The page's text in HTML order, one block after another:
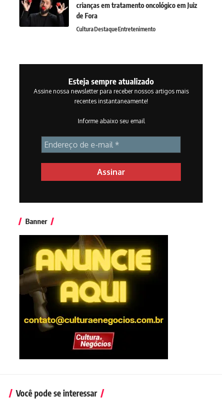
crianças em tratamento oncológico em Juiz
de Fora
CulturaDestaqueEntretenimento
Esteja sempre atualizado
Assine nossa newsletter para receber nossos artigos mais
recentes instantaneamente!
Informe abaixo seu email
Banner
Você pode se interessar